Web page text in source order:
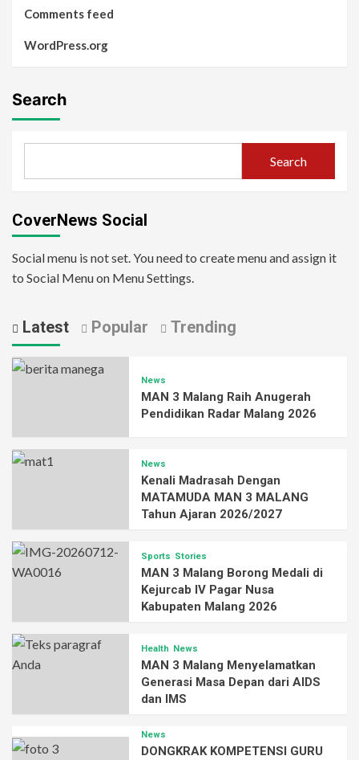
Comments feed
WordPress.org
Search
Search
CoverNews Social
Social menu is not set. You need to create menu and assign it
to Social Menu on Menu Settings.
Latest Popular Trending
News
MAN 3 Malang Raih Anugerah
Pendidikan Radar Malang 2026
News
Kenali Madrasah Dengan
MATAMUDA MAN 3 MALANG
Tahun Ajaran 2026/2027
Sports Stories
MAN 3 Malang Borong Medali di
Kejurcab IV Pagar Nusa
Kabupaten Malang 2026
Health News
MAN 3 Malang Menyelamatkan
Generasi Masa Depan dari AIDS
dan IMS
News
DONGKRAK KOMPETENSI GURU